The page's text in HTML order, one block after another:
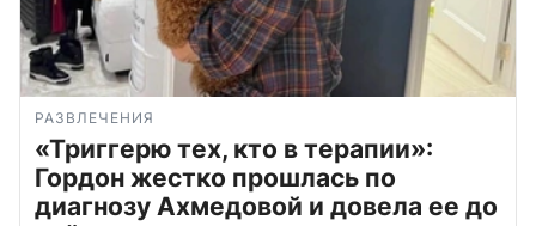
РАЗВЛЕЧЕНИЯ
«Триггерю тех, кто в терапии»:
Гордон жестко прошлась по
диагнозу Ахмедовой и довела ее до